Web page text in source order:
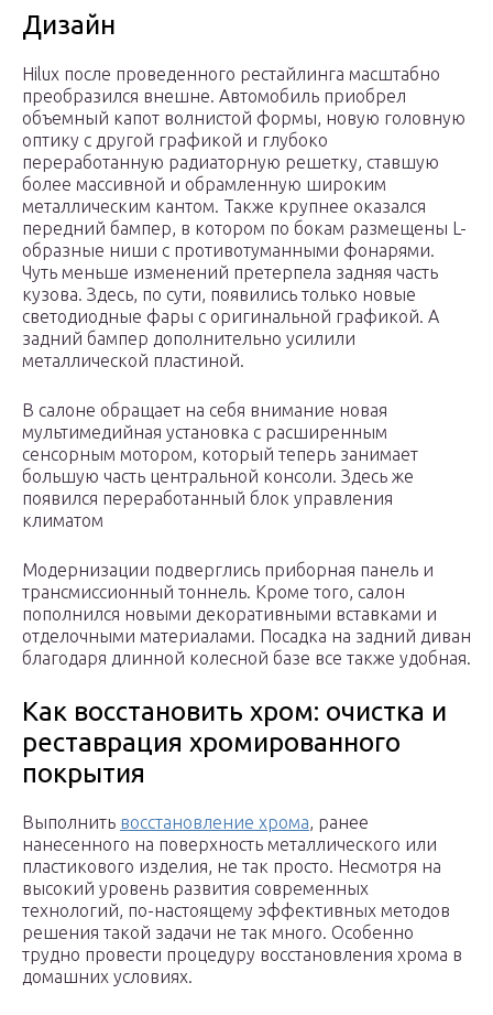
Дизайн
Hilux после проведенного рестайлинга масштабно
преобразился внешне. Автомобиль приобрел
объемный капот волнистой формы, новую головную
оптику с другой графикой и глубоко
переработанную радиаторную решетку, ставшую
более массивной и обрамленную широким
металлическим кантом. Также крупнее оказался
передний бампер, в котором по бокам размещены L-
образные ниши с противотуманными фонарями.
Чуть меньше изменений претерпела задняя часть
кузова. Здесь, по сути, появились только новые
светодиодные фары с оригинальной графикой. А
задний бампер дополнительно усилили
металлической пластиной.
В салоне обращает на себя внимание новая
мультимедийная установка с расширенным
сенсорным мотором, который теперь занимает
большую часть центральной консоли. Здесь же
появился переработанный блок управления
климатом
Модернизации подверглись приборная панель и
трансмиссионный тоннель. Кроме того, салон
пополнился новыми декоративными вставками и
отделочными материалами. Посадка на задний диван
благодаря длинной колесной базе все также удобная.
Как восстановить хром: очистка и
реставрация хромированного
покрытия
Выполнить восстановление хрома, ранее
нанесенного на поверхность металлического или
пластикового изделия, не так просто. Несмотря на
высокий уровень развития современных
технологий, по-настоящему эффективных методов
решения такой задачи не так много. Особенно
трудно провести процедуру восстановления хрома в
домашних условиях.